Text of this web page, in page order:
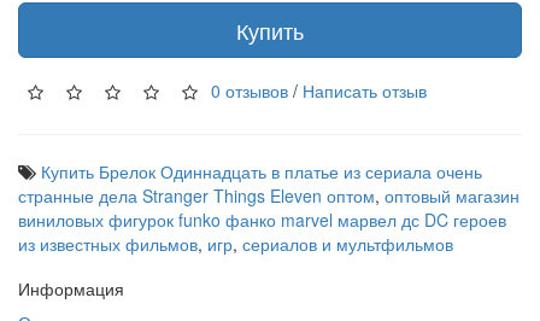
Купить
0 отзывов / Написать отзыв
Купить Брелок Одиннадцать в платье из сериала очень
странные дела Stranger Things Eleven оптом, оптовый магазин
виниловых фигурок funko фанко marvel марвел дс DC героев
из известных фильмов, игр, сериалов и мультфильмов
Информация